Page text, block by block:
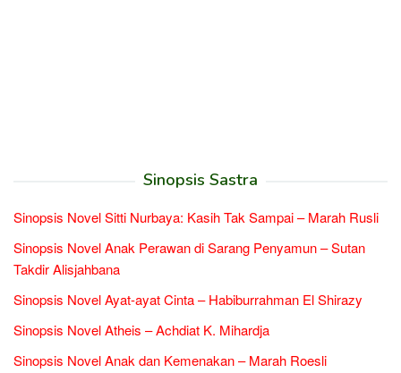
Sinopsis Sastra
Sinopsis Novel Sitti Nurbaya: Kasih Tak Sampai – Marah Rusli
Sinopsis Novel Anak Perawan di Sarang Penyamun – Sutan
Takdir Alisjahbana
Sinopsis Novel Ayat-ayat Cinta – Habiburrahman El Shirazy
Sinopsis Novel Atheis – Achdiat K. Mihardja
Sinopsis Novel Anak dan Kemenakan – Marah Roesli